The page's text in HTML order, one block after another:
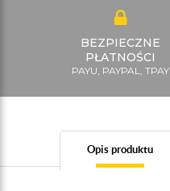
BEZPIECZNE
PŁATNOŚCI
PAYU, PAYPAL, TPAY
Opis produktu